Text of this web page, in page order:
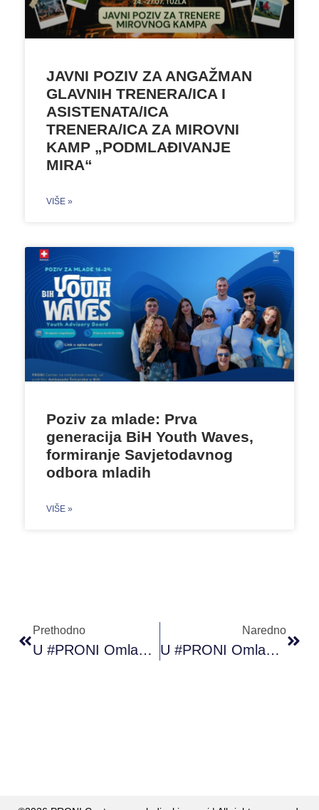
JAVNI POZIV ZA ANGAŽMAN
GLAVNIH TRENERA/ICA I
ASISTENATA/ICA
TRENERA/ICA ZA MIROVNI
KAMP „PODMLAĐIVANJE
MIRA“
VIŠE »
Poziv za mlade: Prva
generacija BiH Youth Waves,
formiranje Savjetodavnog
odbora mladih
VIŠE »
Prethodno
U #PRONI Omladinskom Klubu Sarajevo Održana Je Online Radionica Digitalni Marketing
Naredno
U #PRONI Omladinskom Klubu Sarajevo Održana Je Radionica HTML & CSS Za Početnike